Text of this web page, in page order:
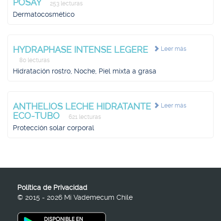
POSAY 253 lecturas
Dermatocosmético
Leer más
HYDRAPHASE INTENSE LEGERE
80 lecturas
Hidratación rostro, Noche, Piel mixta a grasa
Leer más
ANTHELIOS LECHE HIDRATANTE
ECO-TUBO
621 lecturas
Protección solar corporal
Política de Privacidad
© 2015 - 2026 Mi Vademecum Chile